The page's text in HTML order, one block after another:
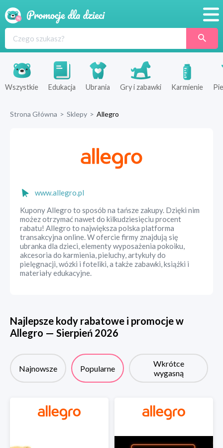
Produkty
Sklepy
Wszystkie Edukacja Ubrania Gry i zabawki Karmienie
Strona Główna > Sklepy > Allegro
www.allegro.pl
Kupony Allegro to sposób na tańsze zakupy. Dzięki nim
możez otrzymać nawet do kilkudziesięciu procent
rabatu! Allegro to największa polska platforma
transakcyjna online. W ofercie firmy znajdują się
ubranka dla dzieci, elementy wyposażenia pokoiku,
akcesoria do karmienia, pieluchy, artykuły do
pielęgnacji, wózki i foteliki, a także zabawki, książki i
materiały edukacyjne.
Najlepsze kody rabatowe i promocje w
Allegro — Sierpień 2026
Najnowsze Popularne
Wkrótce
wygasną